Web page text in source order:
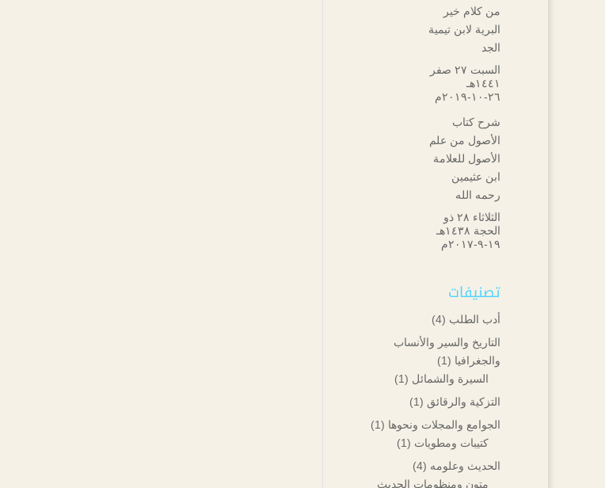
من كلام خير
البرية لابن تيمية
الجد
السبت ۲۷ صفر
۱٤٤۱هـ
۲٦-۱۰-۲۰۱۹م
شرح كتاب
الأصول من علم
الأصول للعلامة
ابن عثيمين
رحمه الله
الثلاثاء ۲۸ ذو
الحجة ۱٤۳۸هـ
۱۹-۹-۲۰۱۷م
تصنيفات
أدب الطلب (4)
التاريخ والسير والأنساب
والجغرافيا (1)
السيرة والشمائل (1)
التزكية والرقائق (1)
الجوامع والمجلات ونحوها (1)
كتيبات ومطويات (1)
الحديث وعلومه (4)
متون ومنظومات الحديث